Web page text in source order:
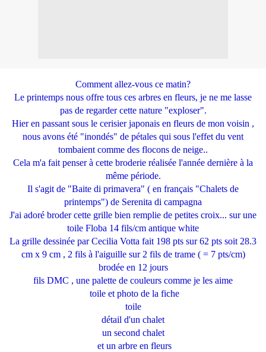
Comment allez-vous ce matin?
Le printemps nous offre tous ces arbres en fleurs, je ne me lasse
pas de regarder cette nature "exploser".
Hier en passant sous le cerisier japonais en fleurs de mon voisin ,
nous avons été "inondés" de pétales qui sous l'effet du vent
tombaient comme des flocons de neige..
Cela m'a fait penser à cette broderie réalisée l'année dernière à la
même période.
Il s'agit de "Baite di primavera" ( en français "Chalets de
printemps") de Serenita di campagna
J'ai adoré broder cette grille bien remplie de petites croix... sur une
toile Floba 14 fils/cm antique white
La grille dessinée par Cecilia Votta fait 198 pts sur 62 pts soit 28.3
cm x 9 cm , 2 fils à l'aiguille sur 2 fils de trame ( = 7 pts/cm)
brodée en 12 jours
fils DMC , une palette de couleurs comme je les aime
toile et photo de la fiche
toile
détail d'un chalet
un second chalet
et un arbre en fleurs